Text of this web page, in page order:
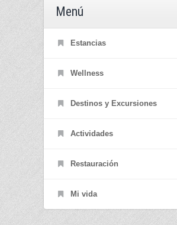
Menú
Estancias
Wellness
Destinos y Excursiones
Actividades
Restauración
Mi vida